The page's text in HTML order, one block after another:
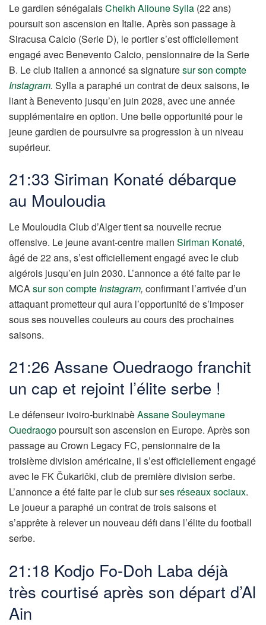
Le gardien sénégalaisCheikh Alioune Sylla (22 ans)
poursuit son ascension en Italie. Après son passage à
Siracusa Calcio (Serie D), le portier s’est officiellement
engagé avec Benevento Calcio, pensionnaire de la Serie
B. Le club italien a annoncé sa signaturesur son compte
Instagram. Sylla a paraphé un contrat de deux saisons, le
liant à Benevento jusqu’en juin 2028, avec une année
supplémentaire en option. Une belle opportunité pour le
jeune gardien de poursuivre sa progression à un niveau
supérieur.
21:33 Siriman Konaté débarque
au Mouloudia
Le Mouloudia Club d’Alger tient sa nouvelle recrue
offensive. Le jeune avant-centre malien Siriman Konaté,
âgé de 22 ans, s’est officiellement engagé avec le club
algérois jusqu’en juin 2030. L’annonce a été faite par le
MCAsur son compteInstagram, confirmant l’arrivée d’un
attaquant prometteur qui aura l’opportunité de s’imposer
sous ses nouvelles couleurs au cours des prochaines
saisons.
21:26 Assane Ouedraogo franchit
un cap et rejoint l’élite serbe !
Le défenseur ivoiro-burkinabèAssane Souleymane
Ouedraogopoursuit son ascension en Europe. Après son
passage au Crown Legacy FC, pensionnaire de la
troisième division américaine, il s’est officiellement engagé
avec le FK Čukarički, club de première division serbe.
L’annonce a été faite par le club surses réseaux sociaux.
Le joueur a paraphé un contrat de trois saisons et
s’apprête à relever un nouveau défi dans l’élite du football
serbe.
21:18 Kodjo Fo-Doh Laba déjà
très courtisé après son départ d’Al
Ain